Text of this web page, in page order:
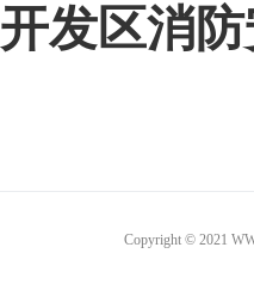
开发区消
Copyright © 2021